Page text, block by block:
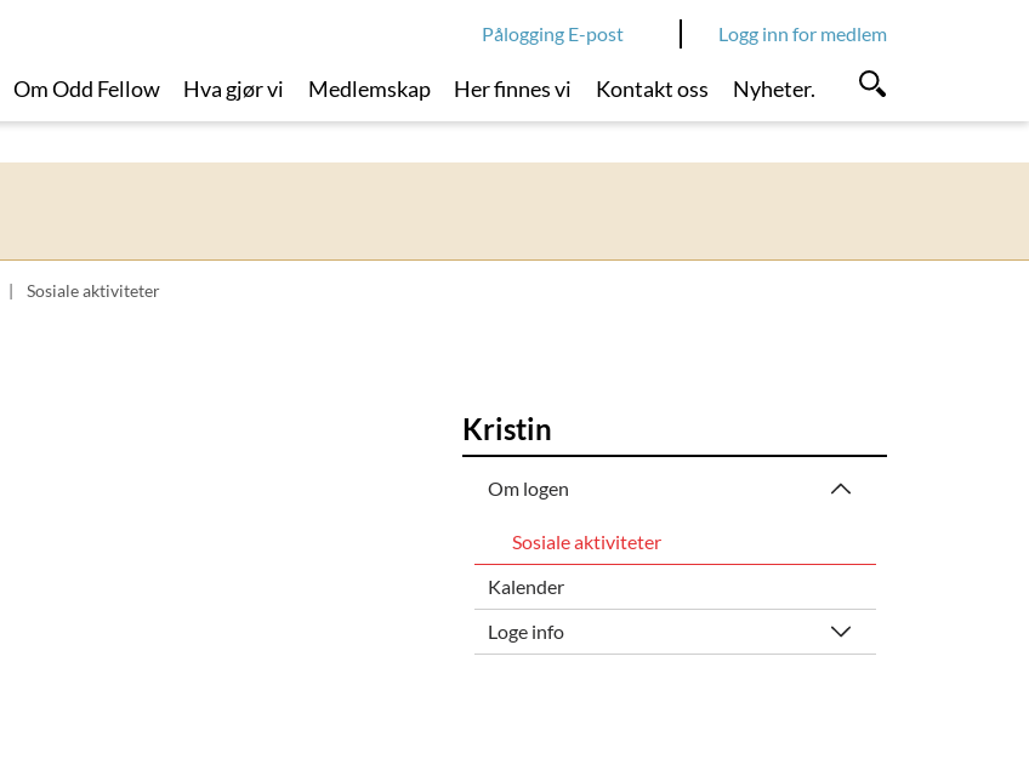
Logg inn for medlem
Pålogging E-post
Om Odd Fellow Hva gjør vi Medlemskap Her finnes vi Kontakt oss Nyheter.
Sosiale aktiviteter
Kristin
Om logen
Sosiale aktiviteter
Kalender
Loge info